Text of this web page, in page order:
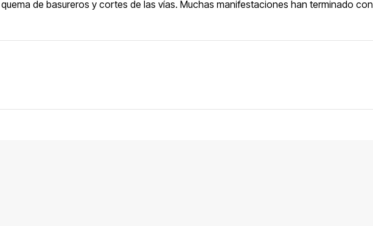
de basureros y cortes de las vías. Muchas manifestaciones han terminado con